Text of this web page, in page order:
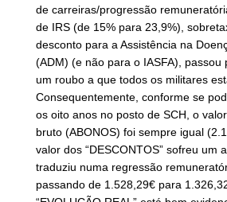
de carreiras/progressão
de IRS (de 15% para 23,9%),
desconto para a Assistência na
(ADM) (e não para o IASFA), passou
um roubo a que todos os militares
Consequentemente, conforme se
os oito anos no posto de SCH, o
bruto (ABONOS) foi sempre igual
valor dos “DESCONTOS” sofreu um
traduziu numa regressão
passando de 1.528,29€ para